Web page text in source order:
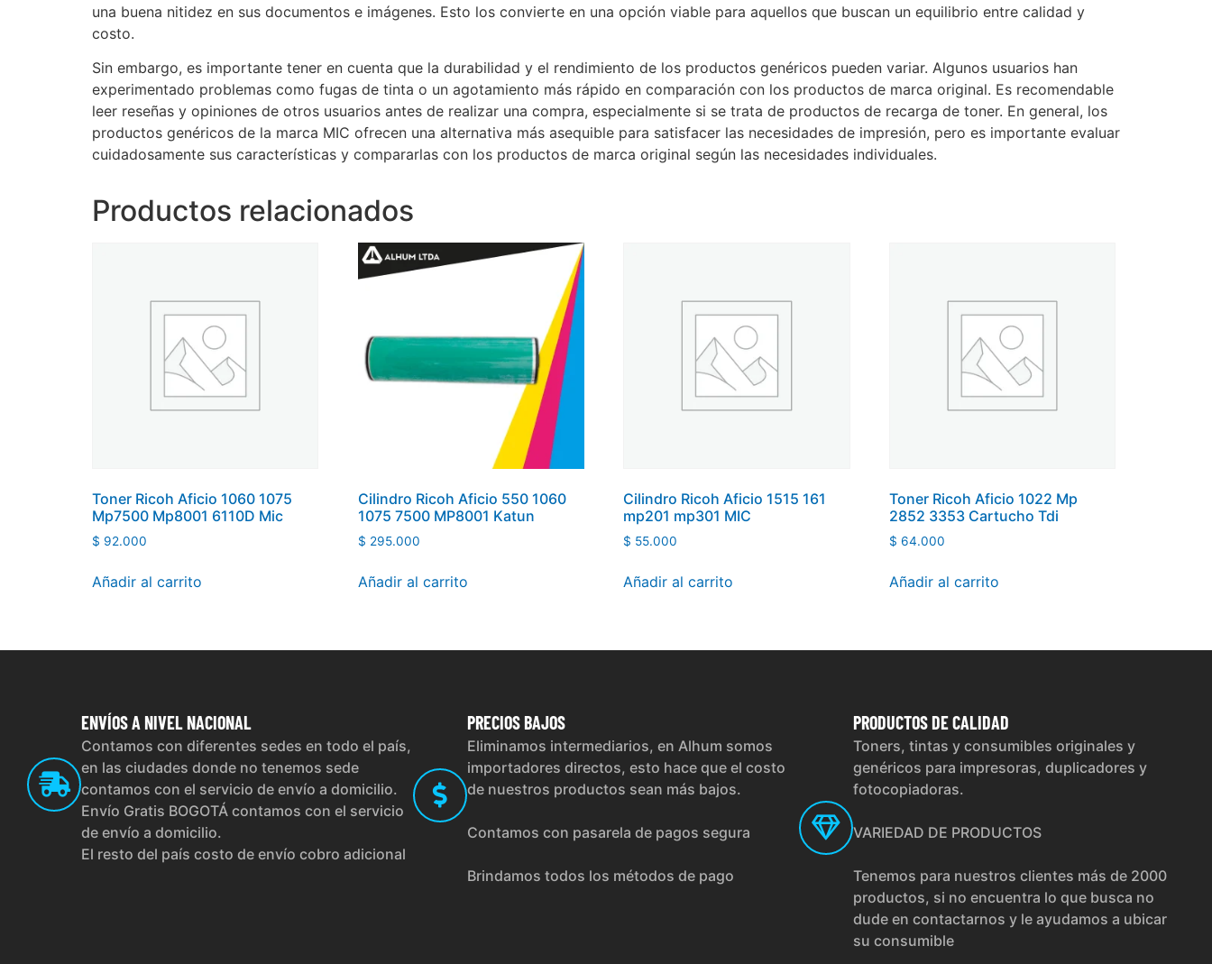
una buena nitidez en sus documentos e imágenes. Esto los convierte en una opción viable para aquellos que buscan un equilibrio entre calidad y
costo.
Sin embargo, es importante tener en cuenta que la durabilidad y el rendimiento de los productos genéricos pueden variar. Algunos usuarios han
experimentado problemas como fugas de tinta o un agotamiento más rápido en comparación con los productos de marca original. Es recomendable
leer reseñas y opiniones de otros usuarios antes de realizar una compra, especialmente si se trata de productos de recarga de toner. En general, los
productos genéricos de la marca MIC ofrecen una alternativa más asequible para satisfacer las necesidades de impresión, pero es importante evaluar
cuidadosamente sus características y compararlas con los productos de marca original según las necesidades individuales.
Productos relacionados
Toner Ricoh Aficio 1060 1075
Mp7500 Mp8001 6110D Mic
$ 92.000
Añadir al carrito
Cilindro Ricoh Aficio 550 1060
1075 7500 MP8001 Katun
$ 295.000
Añadir al carrito
Cilindro Ricoh Aficio 1515 161
mp201 mp301 MIC
$ 55.000
Añadir al carrito
Toner Ricoh Aficio 1022 Mp
2852 3353 Cartucho Tdi
$ 64.000
Añadir al carrito
ENVÍOSA NIVEL NACIONAL
Contamos con diferentes sedes en todo el país,
en las ciudades donde no tenemos sede
contamos con el servicio de envío a domicilio.
Envío Gratis BOGOTÁ contamos con el servicio
de envío a domicilio.
El resto del país costo de envío cobro adicional
PRECIOSBAJOS
Eliminamos intermediarios, en Alhum somos
importadores directos, esto hace que el costo
de nuestros productos sean más bajos.
Contamos con pasarela de pagos segura
Brindamos todos los métodos de pago
PRODUCTOSDE CALIDAD
Toners, tintas y consumibles originales y
genéricos para impresoras, duplicadores y
fotocopiadoras.
VARIEDAD DE PRODUCTOS
Tenemos para nuestros clientes más de 2000
productos, si no encuentra lo que busca no
dude en contactarnos y le ayudamos a ubicar
su consumible